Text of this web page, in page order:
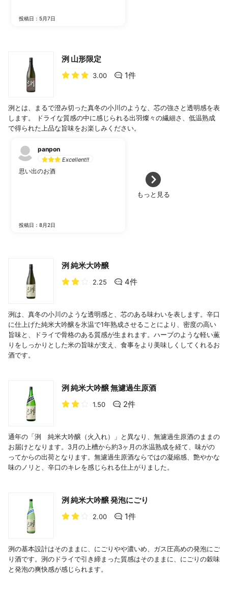
投稿日：5月7日
洌 山形限定
3.00 1件
洌とは、まるで澄み切った真冬の小川のような、芯の強さと透明感を表
します。 ドライな質感の中に感じられる出羽燦々の繊細さ、低温熟成
で得られた上品な旨味をお楽しみください。
panpon
Excellent!!
思い出のお酒
投稿日：8月2日
もっと見る
洌 純米大吟醸
2.25 4件
洌は、真冬の小川のような透明感と、芯のある味わいを表します。辛口
に仕上げた純米大吟醸を氷温で1年熟成させることにより、密度の高い
旨味と、ドライで骨格のある質感が生まれます。ハーブのような軽い薫
りをしっかりとした米の旨味が支え、食事をより美味しくしてくれるお
酒です。
洌 純米大吟醸 無濾過生原酒
1.50 2件
通年の「洌 純米大吟醸（火入れ）」と異なり、無濾過生原酒のままの
お届けとなります。3月の上槽から約3ヶ月の氷温熟成を経て、味がの
ってからの出荷となります。無濾過生原酒ならではの凝縮感、艶やかな
味のノリと、辛口のキレを感じられる仕上がりました。
洌 純米大吟醸 発泡にごり
2.00 1件
洌の基本設計はそのままに、にごりやや濃いめ、ガス圧高めの発泡にご
り酒です。洌のドライで引き締まった質感はそのままに、にごりの穀味
と発泡の爽快感が感じられます。